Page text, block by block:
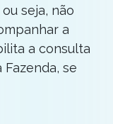
seja, não
a
a consulta
se